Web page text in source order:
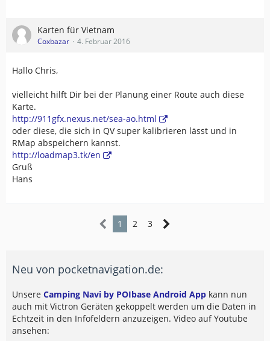
Karten für Vietnam
Coxbazar 4. Februar 2016
Hallo Chris,
vielleicht hilft Dir bei der Planung einer Route auch diese
Karte.
http://911gfx.nexus.net/sea-ao.html
oder diese, die sich in QV super kalibrieren lässt und in
RMap abspeichern kannst.
http://loadmap3.tk/en
Gruß
Hans
1 2 3
Neu von pocketnavigation.de:
Unsere Camping Navi by POIbase Android App kann nun
auch mit Victron Geräten gekoppelt werden um die Daten in
Echtzeit in den Infofeldern anzuzeigen. Video auf Youtube
ansehen: